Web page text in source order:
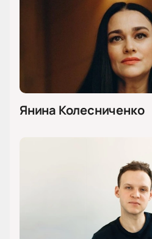
Янина Колесниченко